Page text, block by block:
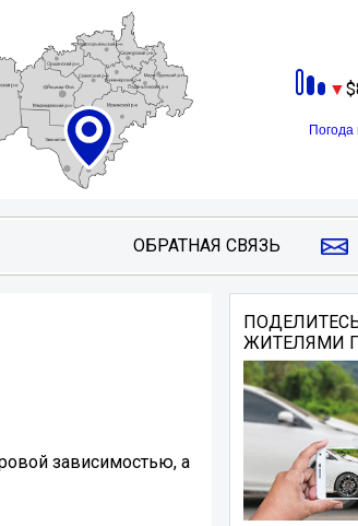
Погода
ОБРАТНАЯ СВЯЗЬ
зависимостью, а
ЖИТЕЛЯМИ